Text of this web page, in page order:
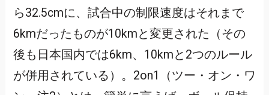
ら32.5cmに、試合中の制限速度はそれまで
6kmだったものが10kmと変更された（その
後も日本国内では6km、10kmと2つのルール
が併用されている）。2on1（ツー・オン・ワ